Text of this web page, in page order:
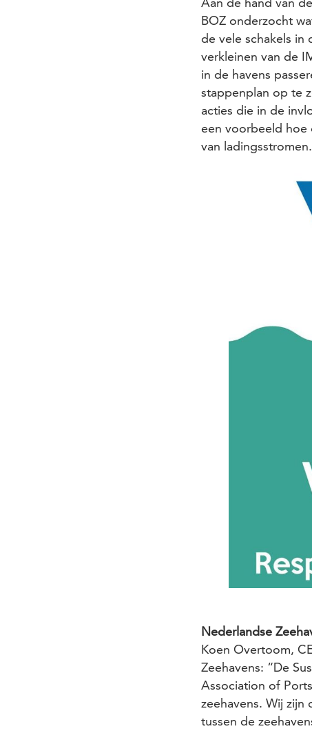
BOZ onderzocht
de vele schakels in
verkleinen van de
in de havens
stappenplan op te
acties die in de
een voorbeeld hoe
van ladingsstromen.
Nederlandse
Koen Overtoom,
Zeehavens: “De
Association of
zeehavens. Wij
tussen de